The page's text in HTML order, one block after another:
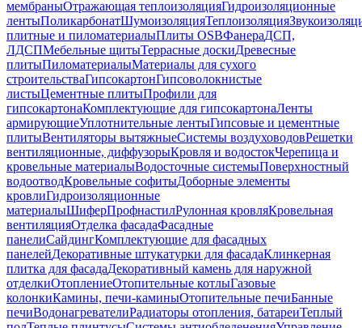
мембраныОтражающая теплоизоляцияГидроизоляционные
лентыПоликарбонатШумоизоляцияТеплоизоляция
плитные и пиломатериалыПлиты OSBФанераДСП,
ЛДСПМебельные щитыТеррасные доскиДревесные
плитыПиломатериалыМатериалы для сухого
строительстваГипсокартонГипсоволокнистые
листыЦементные плитыПрофили для
гипсокартонаКомплектующие для гипсокартонаЛенты
армирующиеУплотнительные лентыГипсовые и цементные
плитыВентиляторы вытяжныеСистемы воздуховодовРешетки
вентиляционные, диффузорыКровля и водостокЧерепица и
кровельные материалыВодосточные системыПоверхностный
водоотводКровельные софитыДоборные элементы
кровлиГидроизоляционные
материалыШиферПрофнастилРулонная кровляКровельная
вентиляцияОтделка фасадаФасадные
панелиСайдингКомплектующие для фасадных
панелейДекоративные штукатурки для фасадаКлинкерная
плитка для фасадаДекоративный камень для наружной
отделкиОтоплениеОтопительные котлыГазовые
колонкиКамины, печи-каминыОтопительные печиБанные
печиВодонагревателиРадиаторы отопления, батареиТеплый